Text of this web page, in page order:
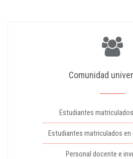
Comunidad
Estudiantes
Estudiantes matriculados
Personal docente e